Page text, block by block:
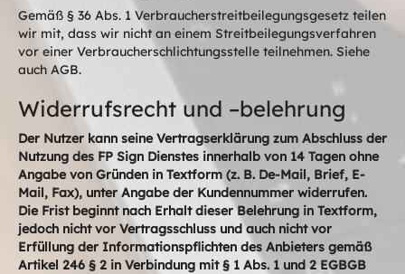
Gemäß § 36 Abs. 1 Verbraucherstreitbeilegungsgesetz teilen
wir mit, dass wir nicht an einem Streitbeilegungsverfahren
vor einer Verbraucherschlichtungsstelle teilnehmen. Siehe
auch AGB.
Widerrufsrecht und –belehrung
Der Nutzer kann seine Vertragserklärung zum Abschluss der
Nutzung des FP Sign Dienstes innerhalb von 14 Tagen ohne
Angabe von Gründen in Textform (z. B. De-Mail, Brief, E-
Mail, Fax), unter Angabe der Kundennummer widerrufen.
Die Frist beginnt nach Erhalt dieser Belehrung in Textform,
jedoch nicht vor Vertragsschluss und auch nicht vor
Erfüllung der Informationspflichten des Anbieters gemäß
Artikel 246 § 2 in Verbindung mit § 1 Abs. 1 und 2 EGBGB